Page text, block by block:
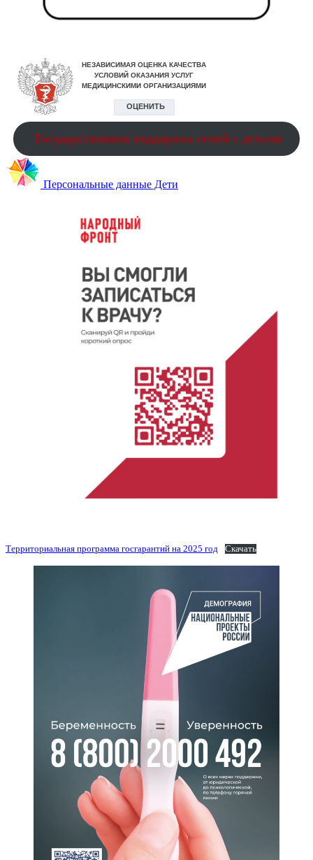
Государственная поддержка семей с детьми
Персональные данные Дети
Территориальная программа госгарантий на 2025 год Скачать